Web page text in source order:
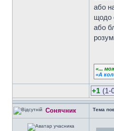
або
щодо
або
«...
«А
+1 (1-
Сонячник Тема